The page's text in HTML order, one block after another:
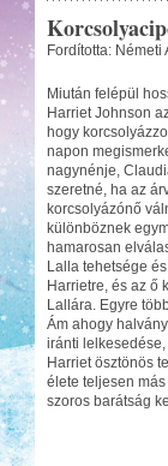
Fordította: Németi
Miután felépül
Harriet Johnson
hogy
napon
nagynénje,
szeretné, ha az
korcsolyázónő
különböznek
hamarosan
Lalla tehetsége
Harrietre, és az ő
Lallára. Egyre
Ám ahogy
iránti
Harriet ösztönös
élete teljesen
szoros barátság